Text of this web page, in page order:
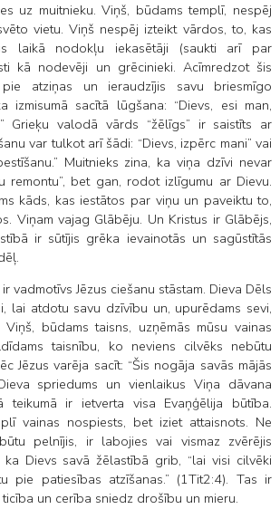
uz muitnieku. Viņš, būdams templī, nespēj
vietu. Viņš nespēj izteikt vārdos, to, kas
laikā nodokļu iekasētāji (saukti arī par
kā nodevēji un grēcinieki. Acīmredzot šis
atziņas un ieraudzījis savu briesmīgo
izmisumā sacītā lūgšana: “Dievs, esi man,
Grieķu valodā vārds “žēlīgs” ir saistīts ar
var tulkot arī šādi: “Dievs, izpērc mani” vai
Muitnieks zina, ka viņa dzīvi nevar
remontu”, bet gan, rodot izlīgumu ar Dievu.
kāds, kas iestātos par viņu un paveiktu to,
Viņam vajag Glābēju. Un Kristus ir Glābējs,
ir sūtījis grēka ievainotās un sagūstītās
vadmotīvs Jēzus ciešanu stāstam. Dieva Dēls
lai atdotu savu dzīvību un, upurēdams sevi,
Viņš, būdams taisns, uzņēmās mūsu vainas
taisnību, ko neviens cilvēks nebūtu
Jēzus varēja sacīt: “Šis nogāja savās mājās
spriedums un vienlaikus Viņa dāvana
teikumā ir ietverta visa Evaņģēlija būtība.
vainas nospiests, bet iziet attaisnots. Ne
pelnījis, ir labojies vai vismaz zvērējis
Dievs savā žēlastībā grib, “lai visi cilvēki
pie patiesības atzīšanas.” (1Tit2:4). Tas ir
un cerība sniedz drošību un mieru.